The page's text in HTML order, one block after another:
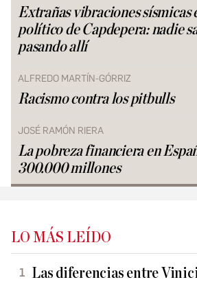
Extrañas vibraciones sísmicas
político de Capdepera: nadie
pasando allí
ALFREDO MARTÍN-GÓRRIZ
Racismo contra los pitbulls
JOSÉ RAMÓN RIERA
La pobreza financiera en
300.000 millones
LO MÁS LEÍDO
Las diferencias entre